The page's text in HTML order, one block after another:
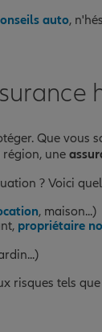
auto,
Que
une
? Voici
, maison...)
propriétaire
risques tels que